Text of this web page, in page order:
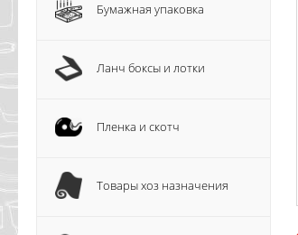
Бумажная упаковка
Ланч боксы и лотки
Пленка и скотч
Товары хоз назначения